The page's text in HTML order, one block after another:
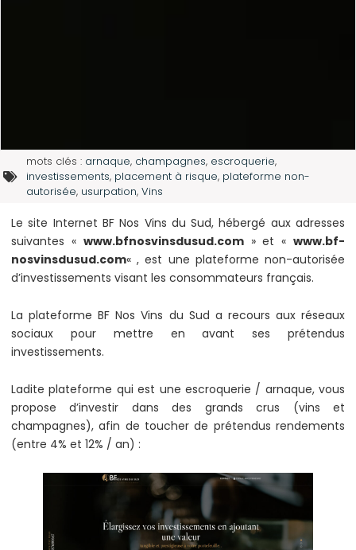
mots clés : arnaque, champagnes, escroquerie,
investissements, placement à risque, plateforme non-
autorisée, usurpation,Vins
Le site Internet BF Nos Vins du Sud, hébergé aux adresses
suivantes « www.bfnosvinsdusud.com» et «www.bf-
nosvinsdusud.com« , est une plateforme non-autorisée
d’investissements visant les consommateurs français.
La plateforme BF Nos Vins du Sud a recours aux réseaux
sociaux pour mettre en avant ses prétendus
investissements.
Ladite plateforme qui est une escroquerie / arnaque, vous
propose d’investir dans des grands crus (vins et
champagnes), afin de toucher de prétendus rendements
(entre 4% et 12% / an) :